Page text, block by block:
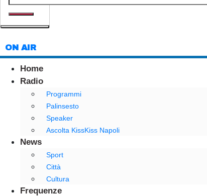
ON AIR
Home
Radio
Programmi
Palinsesto
Speaker
Ascolta KissKiss Napoli
News
Sport
Città
Cultura
Frequenze